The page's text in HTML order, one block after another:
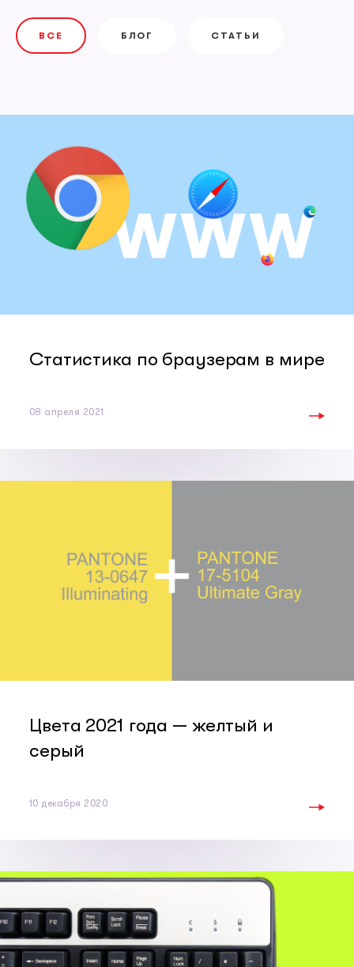
ВСЕ БЛОГ СТАТЬИ
Статистика по браузерам в мире
08 апреля 2021
Цвета 2021 года — желтый и
серый
10 декабря 2020